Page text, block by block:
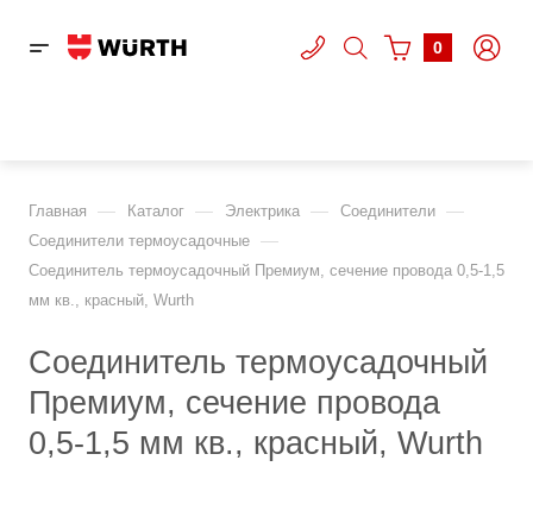
0
Главная — Каталог — Электрика — Соединители —
Соединители термоусадочные —
Соединитель термоусадочный Премиум, сечение провода 0,5-1,5
мм кв., красный, Wurth
Соединитель термоусадочный
Премиум, сечение провода
0,5-1,5 мм кв., красный, Wurth